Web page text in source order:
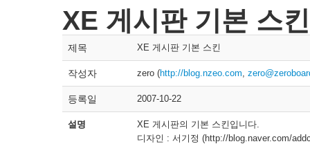
XE 게시판 기본 스킨
제목 XE 게시판 기본 스킨
작성자 zero (http://blog.nzeo.com,
등록일 2007-10-22
설명
XE 게시판의 기본 스킨입니다.
디자인 : 서기정 (http://blog.naver.com/